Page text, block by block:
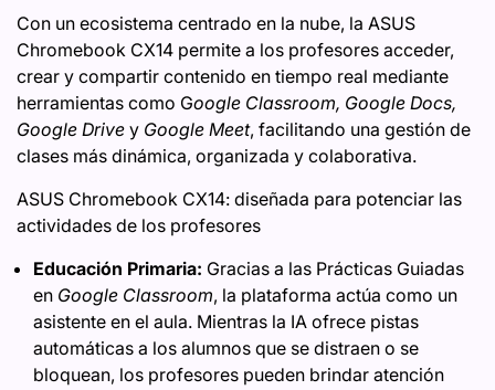
Con un ecosistema centrado en la nube, la ASUS
Chromebook CX14 permite a los profesores acceder,
crear y compartir contenido en tiempo real mediante
herramientas como Google Classroom, Google Docs,
Google Drive y Google Meet, facilitando una gestión de
clases más dinámica, organizada y colaborativa.
ASUS Chromebook CX14: diseñada para potenciar las
actividades de los profesores
Educación Primaria: Gracias a las Prácticas Guiadas
en Google Classroom, la plataforma actúa como un
asistente en el aula. Mientras la IA ofrece pistas
automáticas a los alumnos que se distraen o se
bloquean, los profesores pueden brindar atención